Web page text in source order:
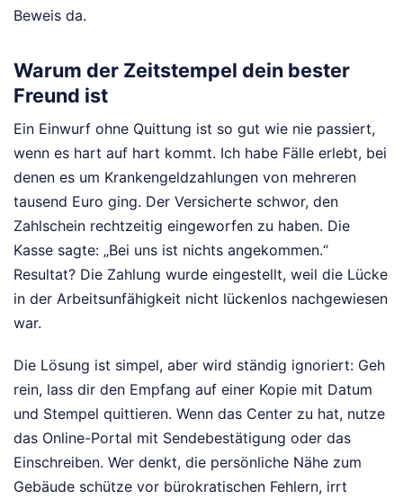
Beweis da.
Warum der Zeitstempel dein bester
Freund ist
Ein Einwurf ohne Quittung ist so gut wie nie passiert,
wenn es hart auf hart kommt. Ich habe Fälle erlebt, bei
denen es um Krankengeldzahlungen von mehreren
tausend Euro ging. Der Versicherte schwor, den
Zahlschein rechtzeitig eingeworfen zu haben. Die
Kasse sagte: „Bei uns ist nichts angekommen.“
Resultat? Die Zahlung wurde eingestellt, weil die Lücke
in der Arbeitsunfähigkeit nicht lückenlos nachgewiesen
war.
Die Lösung ist simpel, aber wird ständig ignoriert: Geh
rein, lass dir den Empfang auf einer Kopie mit Datum
und Stempel quittieren. Wenn das Center zu hat, nutze
das Online-Portal mit Sendebestätigung oder das
Einschreiben. Wer denkt, die persönliche Nähe zum
Gebäude schütze vor bürokratischen Fehlern, irrt